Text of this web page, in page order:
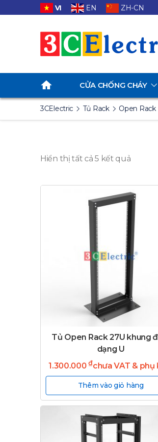
VI EN ZH-CN
CỬA CHỐNG CHÁY
3CElectric Tủ Rack Open Rack
Hiển thị tất cả 5 kết quả
Tủ Open Rack 27U khung
dạng U
1.300.000₫chưa VAT & phụ
Thêm vào giỏ hàng